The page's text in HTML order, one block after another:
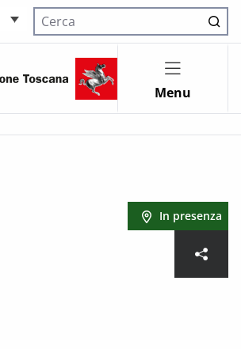
Cerca nel sito
Menu
In presenza